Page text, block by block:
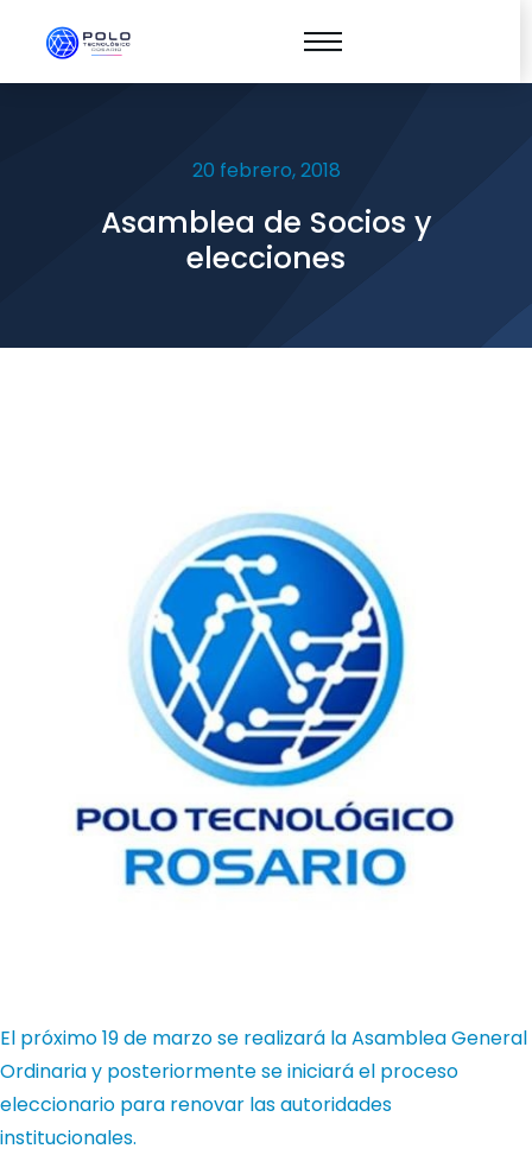
20 febrero, 2018
Asamblea de Socios y
elecciones
El próximo 19 de marzo se realizará la Asamblea General
Ordinaria y posteriormente se iniciará el proceso
eleccionario para renovar las autoridades
institucionales.